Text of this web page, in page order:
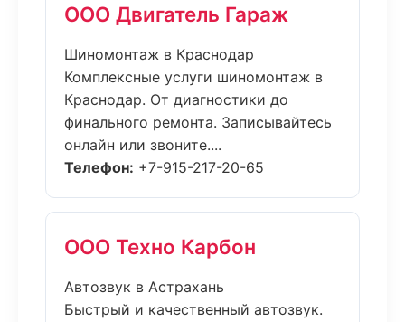
ООО Двигатель Гараж
Шиномонтаж в Краснодар
Комплексные услуги шиномонтаж в
Краснодар. От диагностики до
финального ремонта. Записывайтесь
онлайн или звоните....
Телефон: +7-915-217-20-65
ООО Техно Карбон
Автозвук в Астрахань
Быстрый и качественный автозвук.